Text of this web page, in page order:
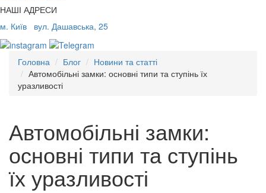
НАШІ АДРЕСИ
м. Київ
вул. Дашавська, 25
Головна Блог
Новини та статті
Автомобільні замки: основні типи та ступінь їх
уразливості
Автомобільні замки:
основні типи та ступінь
їх уразливості